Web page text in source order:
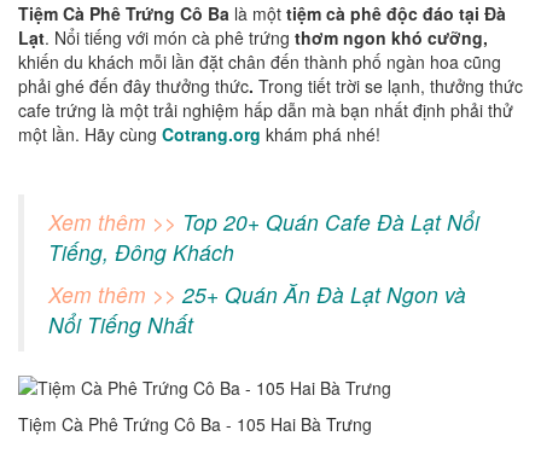
Tiệm Cà Phê Trứng Cô Ba là một tiệm cà phê độc đáo tại Đà
Lạt. Nổi tiếng với món cà phê trứng thơm ngon khó cưỡng,
khiến du khách mỗi lần đặt chân đến thành phố ngàn hoa cũng
phải ghé đến đây thưởng thức. Trong tiết trời se lạnh, thưởng thức
cafe trứng là một trải nghiệm hấp dẫn mà bạn nhất định phải thử
một lần. Hãy cùng Cotrang.org khám phá nhé!
Xem thêm >> Top 20+ Quán Cafe Đà Lạt Nổi
Tiếng, Đông Khách
Xem thêm >> 25+ Quán Ăn Đà Lạt Ngon và
Nổi Tiếng Nhất
Tiệm Cà Phê Trứng Cô Ba - 105 Hai Bà Trưng